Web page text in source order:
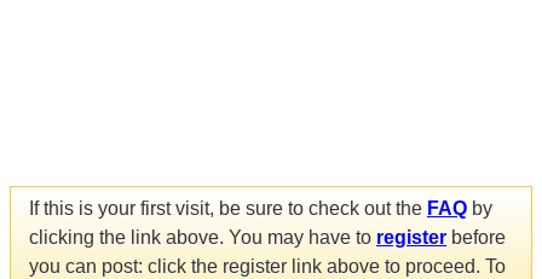
If this is your first visit, be sure to check out the FAQ by
clicking the link above. You may have to register before
you can post: click the register link above to proceed. To